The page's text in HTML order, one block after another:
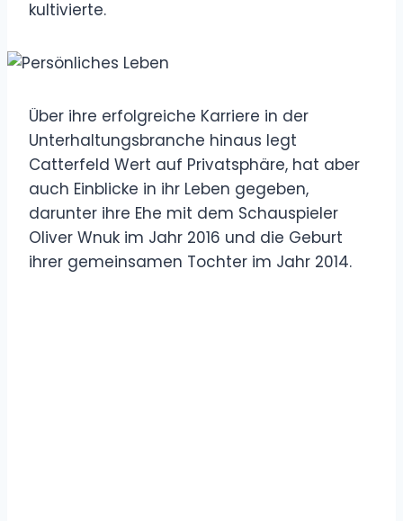
kultivierte.
Über ihre erfolgreiche Karriere in der
Unterhaltungsbranche hinaus legt
Catterfeld Wert auf Privatsphäre, hat aber
auch Einblicke in ihr Leben gegeben,
darunter ihre Ehe mit dem Schauspieler
Oliver Wnuk im Jahr 2016 und die Geburt
ihrer gemeinsamen Tochter im Jahr 2014.